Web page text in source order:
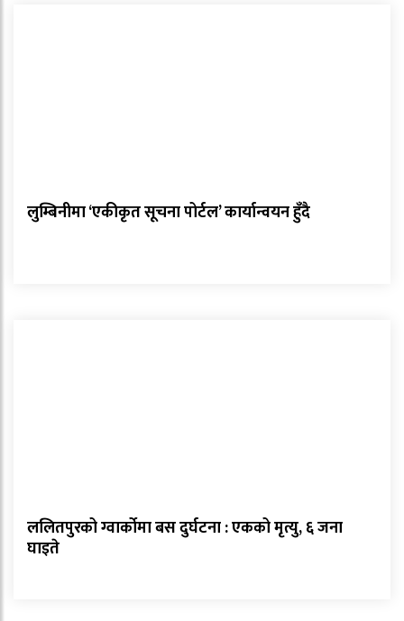
लुम्बिनीमा ‘एकीकृत सूचना पोर्टल’ कार्यान्वयन हुँदै
ललितपुरको ग्वार्कोमा बस दुर्घटना : एकको मृत्यु, ६ जना
घाइते